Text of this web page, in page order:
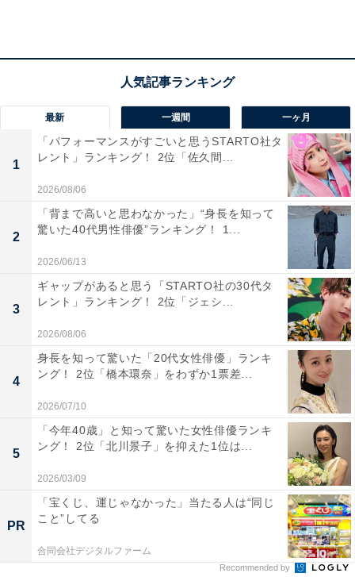
毎月の生活費や貯金額は？
交際費：5000～2万円
毎月のお小遣い：15万円
毎月の貯金額：2万円
貯金総額：約300万円
総務省統計局が発表した「
家計調査報告 家計収支編（2021年）
」によると、34歳
以下男性の1カ月の平均消費支出は15万2805円です。そ
のうち、住居費の平均は3万4179円。ただし、家賃など
は地域や条件によって異なるため、住居費を除いた約12
万円程度が回答者の属性に近い平均生活費ということに
なります。
回答者に、実家を出る予定の有無を聞くと、現時点では
「どちらとも言えない」とし、「親から自立するよう言
われたなら出る予定」とのこと。さらに、恋愛や結婚願
望は「ない」と答え、「家族以外と同居できる気がしな
最新 一週間 一ヶ月
1
「パフォーマンスがすごいと思うSTARTO社タ
レント」ランキング！ 2位「佐久間...
2026/08/06
2
「背まで高いと思わなかった」“身長を知って
驚いた40代男性俳優”ランキング！ 1...
2026/06/13
3
ギャップがあると思う「STARTO社の30代タ
レント」ランキング！ 2位「ジェシ...
2026/08/06
4
身長を知って驚いた「20代女性俳優」ランキ
ング！ 2位「橋本環奈」をわずか1票差...
2026/07/10
5
「今年40歳」と知って驚いた女性俳優ランキ
ング！ 2位「北川景子」を抑えた1位は...
2026/03/09
PR
「宝くじ、運じゃなかった」当たる人は“同じ
こと”してる
合同会社デジタルファーム
Recommended by